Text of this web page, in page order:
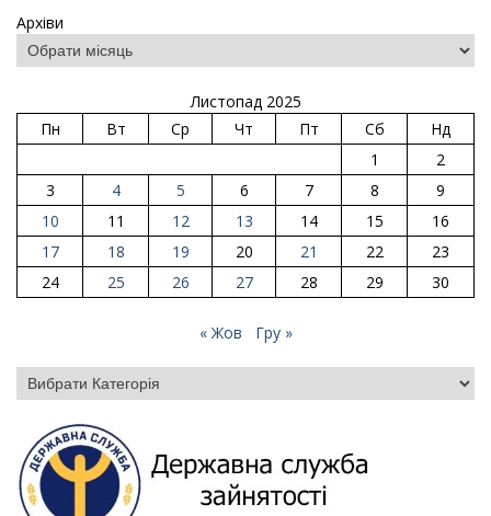
Архіви
Листопад 2025
Пн
Вт Ср Чт Пт Сб
Нд
1
2
3
4 5 6 7 8
9
10
11 12 13 14 15
16
17
18 19 20 21 22
23
24
25 26 27 28 29 30
« Жов Гру »
Категорії